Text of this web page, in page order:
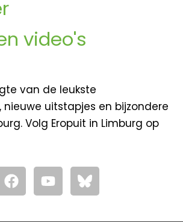
video's
van de leukste
uitstapjes en bijzondere
Volg Eropuit in Limburg op
F
a
c
e
Y
o
u
t